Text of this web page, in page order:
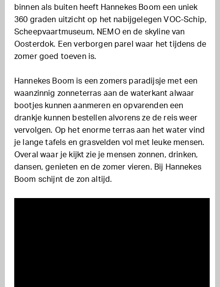
binnen als buiten heeft Hannekes Boom een uniek
360 graden uitzicht op het nabijgelegen VOC-Schip,
Scheepvaartmuseum, NEMO en de skyline van
Oosterdok. Een verborgen parel waar het tijdens de
zomer goed toeven is.
Hannekes Boom is een zomers paradijsje met een
waanzinnig zonneterras aan de waterkant alwaar
bootjes kunnen aanmeren en opvarenden een
drankje kunnen bestellen alvorens ze de reis weer
vervolgen. Op het enorme terras aan het water vind
je lange tafels en grasvelden vol met leuke mensen.
Overal waar je kijkt zie je mensen zonnen, drinken,
dansen, genieten en de zomer vieren. Bij Hannekes
Boom schijnt de zon altijd.